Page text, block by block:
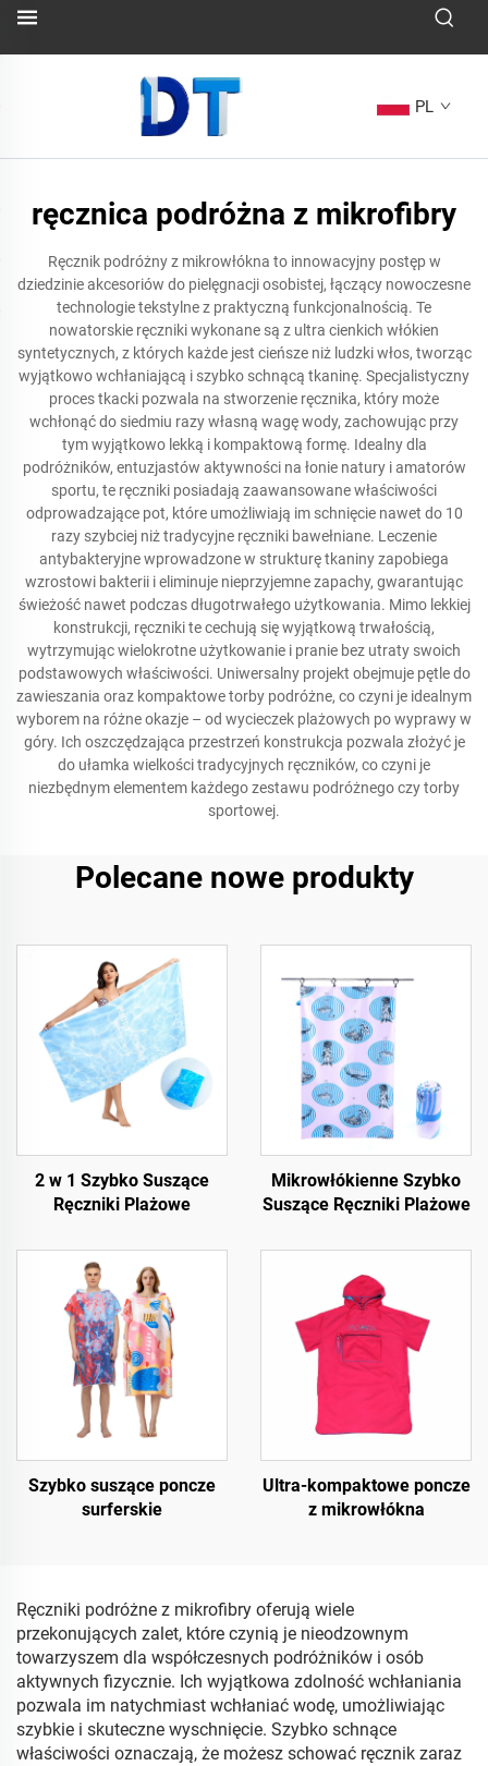
PL
ręcznica podróżna z mikrofibry
Ręcznik podróżny z mikrowłókna to innowacyjny postęp w
dziedzinie akcesoriów do pielęgnacji osobistej, łączący nowoczesne
technologie tekstylne z praktyczną funkcjonalnością. Te
nowatorskie ręczniki wykonane są z ultra cienkich włókien
syntetycznych, z których każde jest cieńsze niż ludzki włos, tworząc
wyjątkowo wchłaniającą i szybko schnącą tkaninę. Specjalistyczny
proces tkacki pozwala na stworzenie ręcznika, który może
wchłonąć do siedmiu razy własną wagę wody, zachowując przy
tym wyjątkowo lekką i kompaktową formę. Idealny dla
podróżników, entuzjastów aktywności na łonie natury i amatorów
sportu, te ręczniki posiadają zaawansowane właściwości
odprowadzające pot, które umożliwiają im schnięcie nawet do 10
razy szybciej niż tradycyjne ręczniki bawełniane. Leczenie
antybakteryjne wprowadzone w strukturę tkaniny zapobiega
wzrostowi bakterii i eliminuje nieprzyjemne zapachy, gwarantując
świeżość nawet podczas długotrwałego użytkowania. Mimo lekkiej
konstrukcji, ręczniki te cechują się wyjątkową trwałością,
wytrzymując wielokrotne użytkowanie i pranie bez utraty swoich
podstawowych właściwości. Uniwersalny projekt obejmuje pętle do
zawieszania oraz kompaktowe torby podróżne, co czyni je idealnym
wyborem na różne okazje – od wycieczek plażowych po wyprawy w
góry. Ich oszczędzająca przestrzeń konstrukcja pozwala złożyć je
do ułamka wielkości tradycyjnych ręczników, co czyni je
niezbędnym elementem każdego zestawu podróżnego czy torby
sportowej.
Polecane nowe produkty
2 w 1 Szybko Suszące
Ręczniki Plażowe
Mikrowłókienne Szybko
Suszące Ręczniki Plażowe
Szybko suszące poncze
surferskie
Ultra-kompaktowe poncze
z mikrowłókna
Ręczniki podróżne z mikrofibry oferują wiele
przekonujących zalet, które czynią je nieodzownym
towarzyszem dla współczesnych podróżników i osób
aktywnych fizycznie. Ich wyjątkowa zdolność wchłaniania
pozwala im natychmiast wchłaniać wodę, umożliwiając
szybkie i skuteczne wyschnięcie. Szybko schnące
właściwości oznaczają, że możesz schować ręcznik zaraz